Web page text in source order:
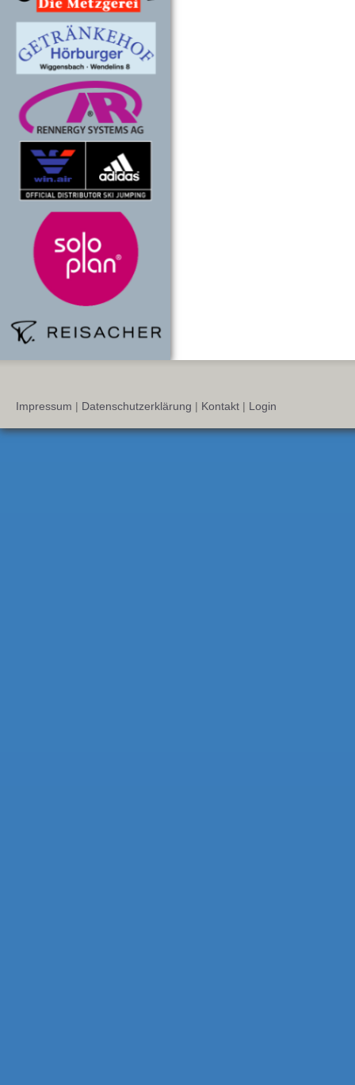
Impressum | Datenschutzerklärung | Kontakt | Login